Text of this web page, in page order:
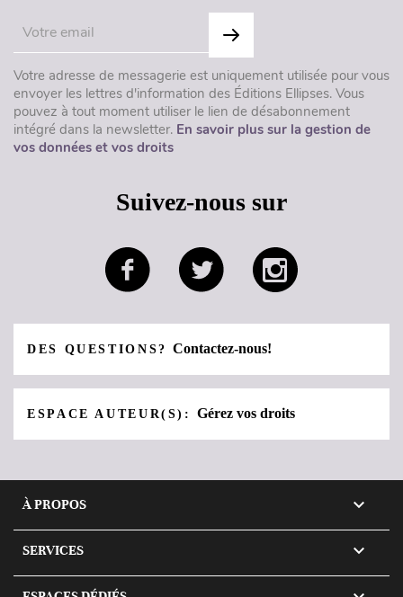
Votre adresse de messagerie est uniquement utilisée pour vous
envoyer les lettres d'information des Éditions Ellipses. Vous
pouvez à tout moment utiliser le lien de désabonnement
intégré dans la newsletter. En savoir plus sur la gestion de
vos données et vos droits
Suivez-nous sur
DES QUESTIONS?Contactez-nous!
ESPACE AUTEUR(S):Gérez vos droits
À PROPOS 
SERVICES 